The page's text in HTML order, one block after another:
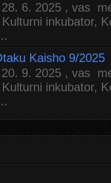
6. 2025 , vas
inkubator,
Kaisho 9/2025
9. 2025 , vas
inkubator,